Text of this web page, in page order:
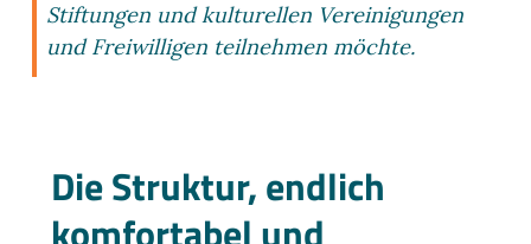
Stiftungen und kulturellen Vereinigungen
und Freiwilligen teilnehmen möchte.
Die Struktur, endlich